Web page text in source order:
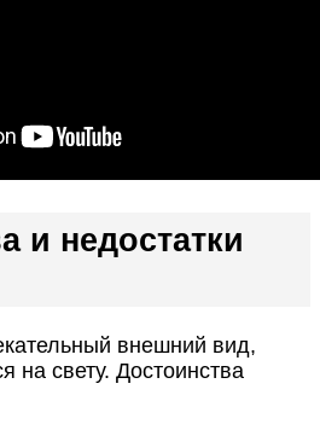
и недостатки
внешний вид,
на свету. Достоинства